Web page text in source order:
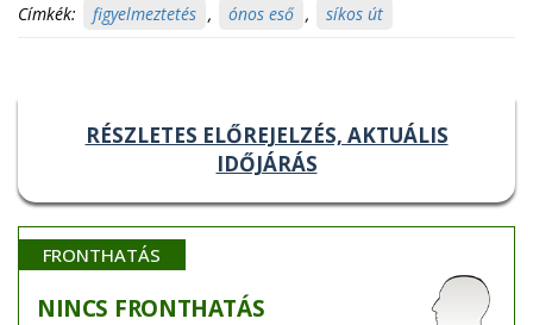
Címkék: figyelmeztetés , ónos eső , síkos út
RÉSZLETES ELŐREJELZÉS, AKTUÁLIS
IDŐJÁRÁS
FRONTHATÁS
NINCS FRONTHATÁS